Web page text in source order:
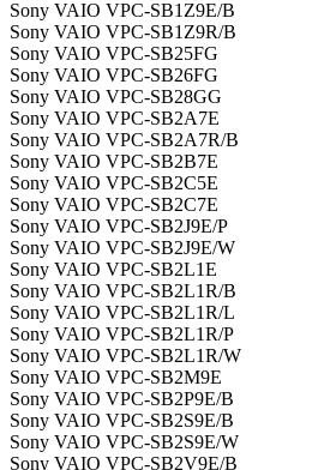
Sony VAIO VPC-SB1Z9E/B
Sony VAIO VPC-SB1Z9R/B
Sony VAIO VPC-SB25FG
Sony VAIO VPC-SB26FG
Sony VAIO VPC-SB28GG
Sony VAIO VPC-SB2A7E
Sony VAIO VPC-SB2A7R/B
Sony VAIO VPC-SB2B7E
Sony VAIO VPC-SB2C5E
Sony VAIO VPC-SB2C7E
Sony VAIO VPC-SB2J9E/P
Sony VAIO VPC-SB2J9E/W
Sony VAIO VPC-SB2L1E
Sony VAIO VPC-SB2L1R/B
Sony VAIO VPC-SB2L1R/L
Sony VAIO VPC-SB2L1R/P
Sony VAIO VPC-SB2L1R/W
Sony VAIO VPC-SB2M9E
Sony VAIO VPC-SB2P9E/B
Sony VAIO VPC-SB2S9E/B
Sony VAIO VPC-SB2S9E/W
Sony VAIO VPC-SB2V9E/B